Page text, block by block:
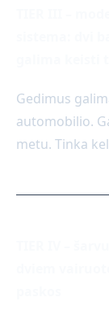
Gedimus
automobilio.
metu. Tinka